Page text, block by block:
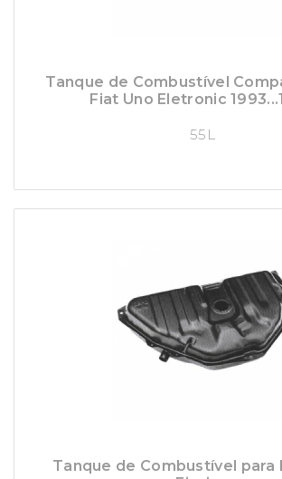
Tanque de Combustível
Fiat Uno Eletronic
55L
Tanque de Combustível para